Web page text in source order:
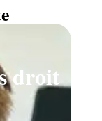
droit